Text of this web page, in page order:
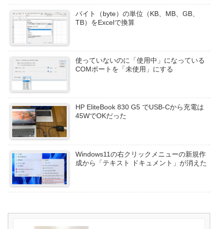
バイト（byte）の単位（KB、MB、GB、
TB）をExcelで換算
使っていないのに「使用中」になっている
COMポートを「未使用」にする
HP EliteBook 830 G5 でUSB-Cから充電は
45WでOKだった
Windows11の右クリックメニューの新規作
成から「テキスト ドキュメント」が消えた